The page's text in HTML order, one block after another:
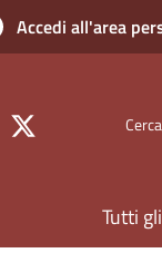
Accedi all'area
Cerca
Tutti